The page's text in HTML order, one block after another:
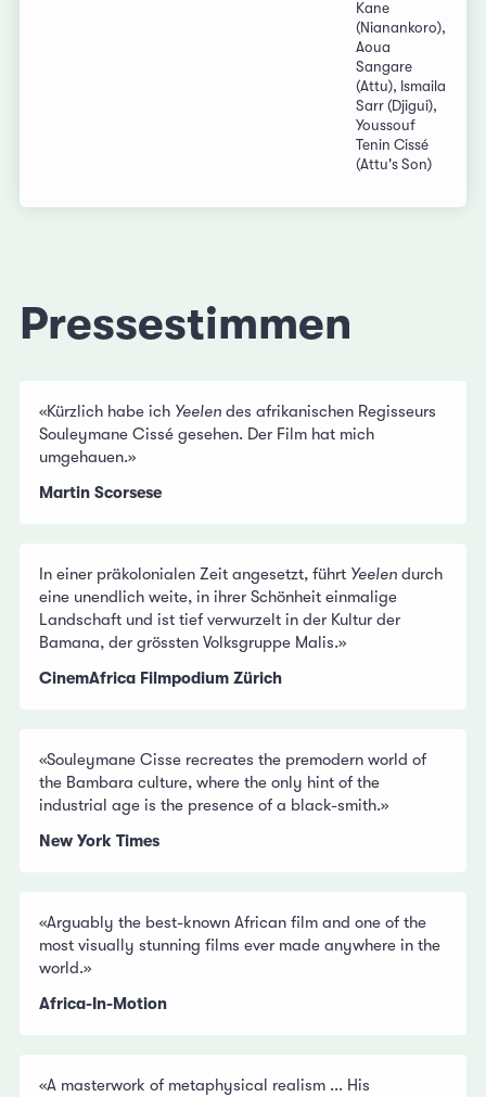
Kane
(Nianankoro),
Aoua
Sangare
(Attu), Ismaila
Sarr (Djigui),
Youssouf
Tenin Cissé
(Attu's Son)
Pressestimmen
«Kürzlich habe ich Yeelen des afrikanischen Regisseurs
Souleymane Cissé gesehen. Der Film hat mich
umgehauen.»
Martin Scorsese
In einer präkolonialen Zeit angesetzt, führt Yeelen durch
eine unendlich weite, in ihrer Schönheit einmalige
Landschaft und ist tief verwurzelt in der Kultur der
Bamana, der grössten Volksgruppe Malis.»
CinemAfrica Filmpodium Zürich
«Souleymane Cisse recreates the premodern world of
the Bambara culture, where the only hint of the
industrial age is the presence of a black-smith.»
New York Times
«Arguably the best-known African film and one of the
most visually stunning films ever made anywhere in the
world.»
Africa-In-Motion
«A masterwork of metaphysical realism ... His